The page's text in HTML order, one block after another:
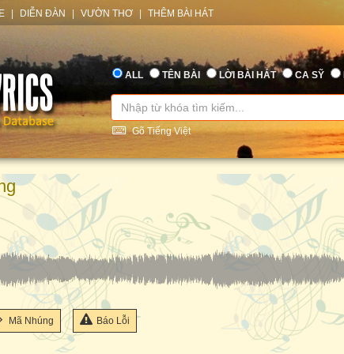
DIỄN ĐÀN VƯỜN THƠ THÊM BÀI HÁT
ALL TÊN BÀI LỜI BÀI HÁT CA SỸ
Gõ Tiếng Việt
Mã Nhúng Báo Lỗi